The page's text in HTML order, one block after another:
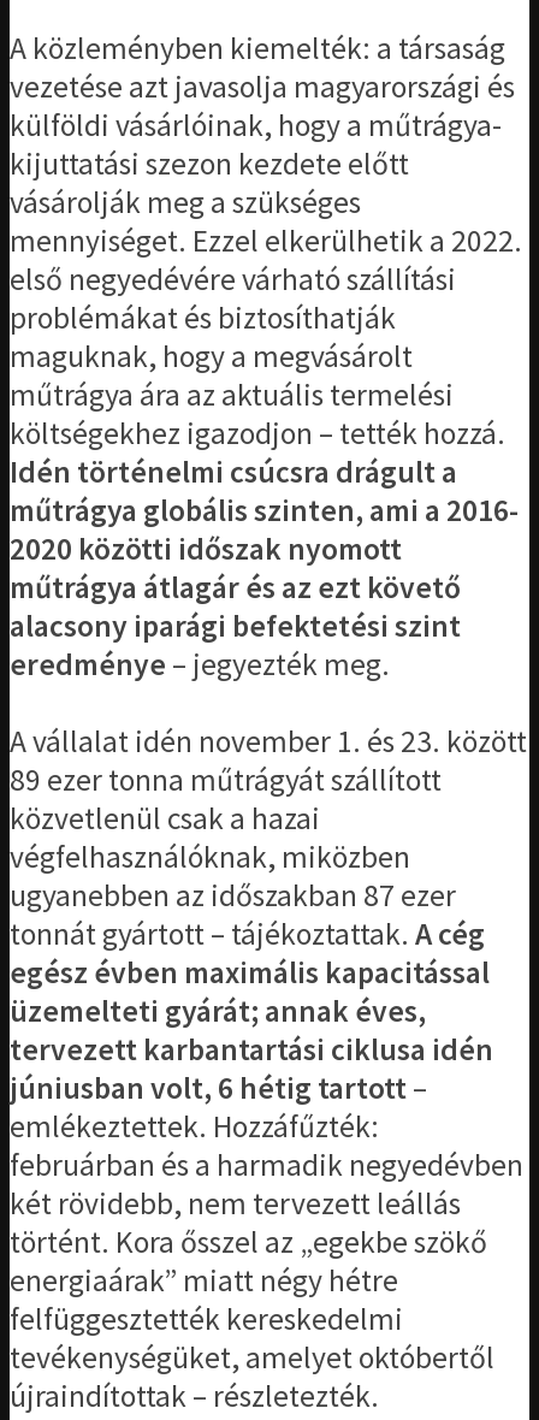
A közleményben kiemelték: a társaság
vezetése azt javasolja magyarországi és
külföldi vásárlóinak, hogy a műtrágya-
kijuttatási szezon kezdete előtt
vásárolják meg a szükséges
mennyiséget. Ezzel elkerülhetik a 2022.
első negyedévére várható szállítási
problémákat és biztosíthatják
maguknak, hogy a megvásárolt
műtrágya ára az aktuális termelési
költségekhez igazodjon – tették hozzá.
Idén történelmi csúcsra drágult a
műtrágya globális szinten, ami a 2016-
2020 közötti időszak nyomott
műtrágya átlagár és az ezt követő
alacsony iparági befektetési szint
eredménye – jegyezték meg.
A vállalat idén november 1. és 23. között
89 ezer tonna műtrágyát szállított
közvetlenül csak a hazai
végfelhasználóknak, miközben
ugyanebben az időszakban 87 ezer
tonnát gyártott – tájékoztattak. A cég
egész évben maximális kapacitással
üzemelteti gyárát; annak éves,
tervezett karbantartási ciklusa idén
júniusban volt, 6 hétig tartott–
emlékeztettek. Hozzáfűzték:
februárban és a harmadik negyedévben
két rövidebb, nem tervezett leállás
történt. Kora ősszel az „egekbe szökő
energiaárak” miatt négy hétre
felfüggesztették kereskedelmi
tevékenységüket, amelyet októbertől
újraindítottak – részletezték.